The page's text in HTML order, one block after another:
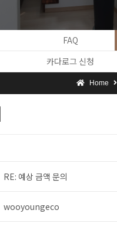
FAQ
카다로그 신청
Home
RE: 예상 금액 문의
wooyoungeco